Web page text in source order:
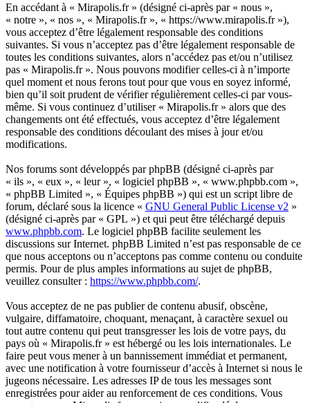
En accédant à « Mirapolis.fr » (désigné ci-après par « nous »,
« notre », « nos », « Mirapolis.fr », « https://www.mirapolis.fr »),
vous acceptez d’être légalement responsable des conditions
suivantes. Si vous n’acceptez pas d’être légalement responsable de
toutes les conditions suivantes, alors n’accédez pas et/ou n’utilisez
pas « Mirapolis.fr ». Nous pouvons modifier celles-ci à n’importe
quel moment et nous ferons tout pour que vous en soyez informé,
bien qu’il soit prudent de vérifier régulièrement celles-ci par vous-
même. Si vous continuez d’utiliser « Mirapolis.fr » alors que des
changements ont été effectués, vous acceptez d’être légalement
responsable des conditions découlant des mises à jour et/ou
modifications.
Nos forums sont développés par phpBB (désigné ci-après par
« ils », « eux », « leur », « logiciel phpBB », « www.phpbb.com »,
« phpBB Limited », « Équipes phpBB ») qui est un script libre de
forum, déclaré sous la licence « GNU General Public License v2 »
(désigné ci-après par « GPL ») et qui peut être téléchargé depuis
www.phpbb.com. Le logiciel phpBB facilite seulement les
discussions sur Internet. phpBB Limited n’est pas responsable de ce
que nous acceptons ou n’acceptons pas comme contenu ou conduite
permis. Pour de plus amples informations au sujet de phpBB,
veuillez consulter : https://www.phpbb.com/.
Vous acceptez de ne pas publier de contenu abusif, obscène,
vulgaire, diffamatoire, choquant, menaçant, à caractère sexuel ou
tout autre contenu qui peut transgresser les lois de votre pays, du
pays où « Mirapolis.fr » est hébergé ou les lois internationales. Le
faire peut vous mener à un bannissement immédiat et permanent,
avec une notification à votre fournisseur d’accès à Internet si nous le
jugeons nécessaire. Les adresses IP de tous les messages sont
enregistrées pour aider au renforcement de ces conditions. Vous